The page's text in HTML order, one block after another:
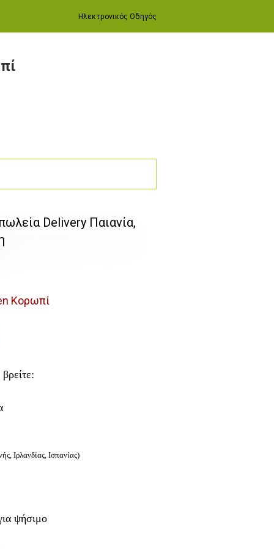
Ηλεκτρονικός Οδηγός
Delivery Παιανία,
Κορωπί
Ιρλανδίας, Ισπανίας)
ψήσιμο